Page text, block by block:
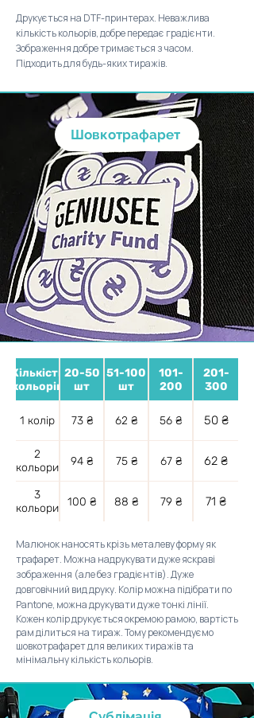
Друкується на DTF-принтерах. Неважлива
кількість кольорів, добре передає градієнти.
Зображення добре тримається з часом.
Підходить для будь-яких тиражів.
Шовкотрафарет
Кількість
кольорів
20-50
шт
51-100
шт
101-
200
201-
300
1 колір 73 ₴ 62 ₴ 56 ₴ 50 ₴
2
кольори
94 ₴ 75 ₴ 67 ₴ 62 ₴
3
кольори
100 ₴ 88 ₴ 79 ₴ 71 ₴
Малюнок наносять крізь металеву форму як
трафарет. Можна надрукувати дуже яскраві
зображення (але без градієнтів). Дуже
довговічний вид друку. Колір можна підібрати по
Pantone, можна друкувати дуже тонкі лінії.
Кожен колір друкується окремою рамою, вартість
рам ділиться на тираж. Тому рекомендуємо
шовкотрафарет для великих тиражів та
мінімальну кількість кольорів.